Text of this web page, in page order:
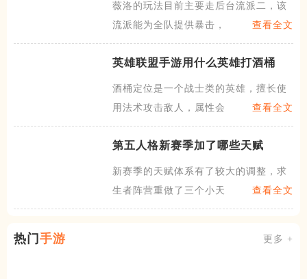
薇洛的玩法目前主要走后台流派二，该
流派能为全队提供暴击，暴伤
查看全文
英雄联盟手游用什么英雄打酒桶
酒桶定位是一个战士类的英雄，擅长使
用法术攻击敌人，属性会比较
查看全文
第五人格新赛季加了哪些天赋
新赛季的天赋体系有了较大的调整，求
生者阵营重做了三个小天赋并
查看全文
热门 手游 更多 +